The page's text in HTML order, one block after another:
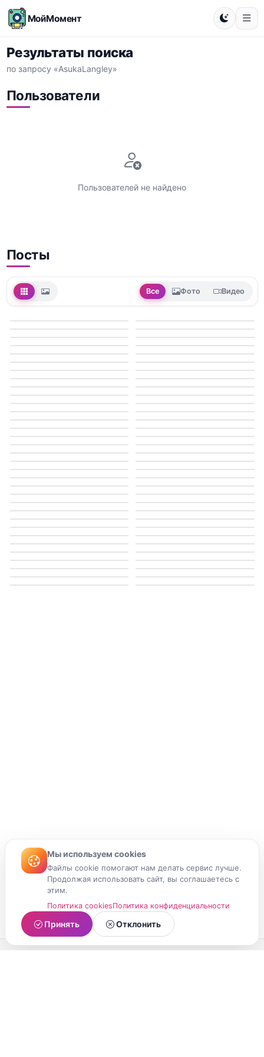
МойМомент
Результаты поиска
по запросу «AsukaLangley»
Пользователи
Пользователей не найдено
Посты
Все Фото Видео
Мы используем cookies
Файлы cookie помогают нам делать сервис лучше.
Продолжая использовать сайт, вы соглашаетесь с
этим.
Политика cookiesПолитика конфиденциальности
Принять Отклонить